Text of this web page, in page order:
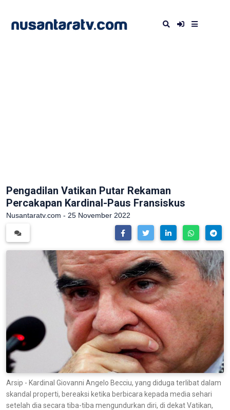
Pengadilan Vatikan Putar Rekaman
Percakapan Kardinal-Paus Fransiskus
Nusantaratv.com - 25 November 2022
Arsip - Kardinal Giovanni Angelo Becciu, yang diduga terlibat dalam
skandal properti, bereaksi ketika berbicara kepada media sehari
setelah dia secara tiba-tiba mengundurkan diri, di dekat Vatikan,